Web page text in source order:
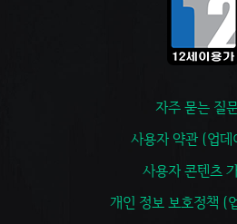
자주 묻는 질
사용자 약관 (업데
사용자 콘텐츠
개인 정보 보호정책 (